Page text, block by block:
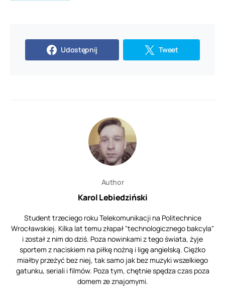
Udostępnij Tweet
Author
Karol Lebiedziński
Student trzeciego roku Telekomunikacji na Politechnice
Wrocławskiej. Kilka lat temu złapał "technologicznego bakcyla"
i został z nim do dziś. Poza nowinkami z tego świata, żyje
sportem z naciskiem na piłkę nożną i ligę angielską. Ciężko
miałby przeżyć bez niej, tak samo jak bez muzyki wszelkiego
gatunku, seriali i filmów. Poza tym, chętnie spędza czas poza
domem ze znajomymi.